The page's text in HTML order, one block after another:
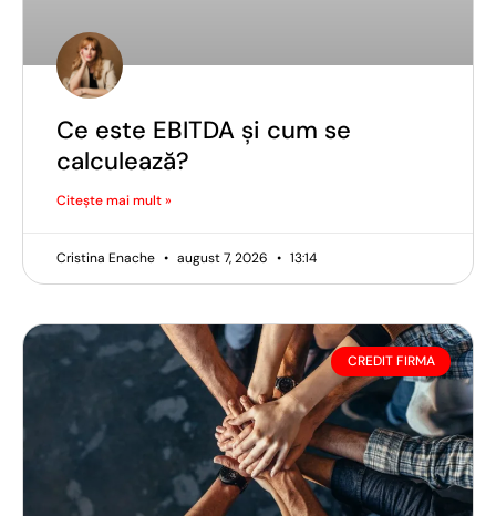
Ce este EBITDA și cum se
calculează?
Citește mai mult »
Cristina Enache august 7, 2026 13:14
CREDIT FIRMA